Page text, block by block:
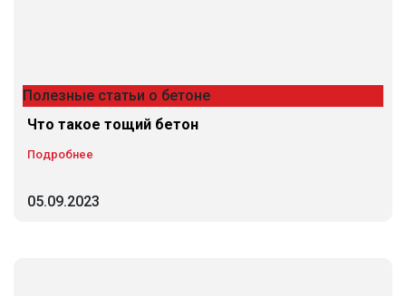
Полезные статьи о бетоне
Что такое тощий бетон
Подробнее
05.09.2023